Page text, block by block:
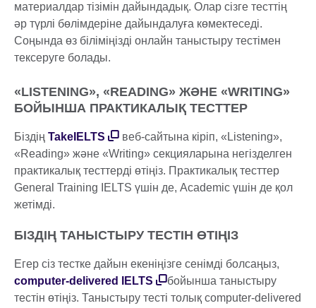
материалдар тізімін дайындадық. Олар сізге тесттің
әр түрлі бөлімдеріне дайындалуға көмектеседі.
Соңында өз біліміңізді онлайн таныстыру тестімен
тексеруге болады.
«LISTENING», «READING» ЖӘНЕ «WRITING»
БОЙЫНША ПРАКТИКАЛЫҚ ТЕСТТЕР
Біздің TakeIELTS
веб-сайтына кіріп, «Listening»,
«Reading» және «Writing» секцияларына негізделген
практикалық тесттерді өтіңіз. Практикалық тесттер
General Training IELTS үшін де, Academic үшін де қол
жетімді.
БІЗДІҢ ТАНЫСТЫРУ ТЕСТІН ӨТІҢІЗ
Егер сіз тестке дайын екеніңізге сенімді болсаңыз,
computer-delivered IELTS
бойынша таныстыру
тестін өтіңіз. Таныстыру тесті толық computer-delivered